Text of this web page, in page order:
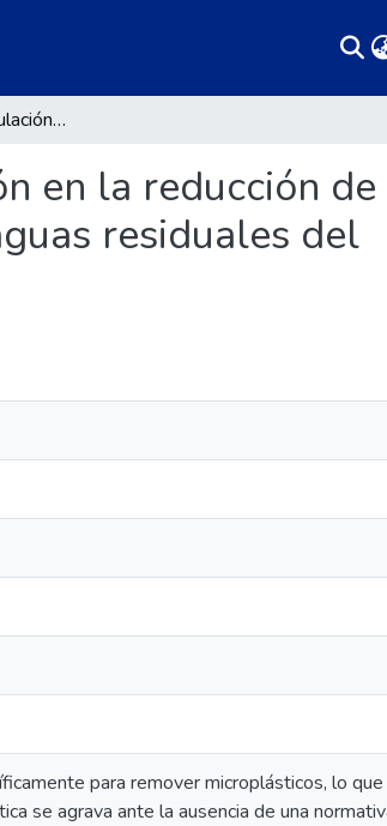
Eficiencia de la coagulación y electrocoagulación en la reducción de microplásticos de la planta de tratamiento de aguas residuales del distrito de Coata - Puno.
en la reducción de
residuales del
para remover microplásticos, lo que
se agrava ante la ausencia de una